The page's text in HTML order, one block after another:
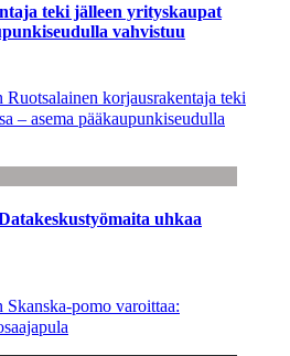
teki jälleen yrityskaupat
vahvistuu
korjausrakentaja teki
– asema pääkaupunkiseudulla
uhkaa
pomo varoittaa: